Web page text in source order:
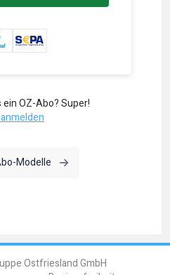
OZ-Abo? Super!
Modelle
Ostfriesland GmbH